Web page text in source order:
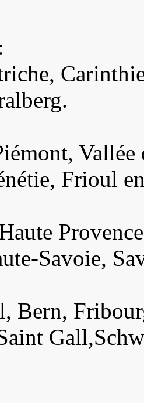
Frioul
Savoie,
Bern,